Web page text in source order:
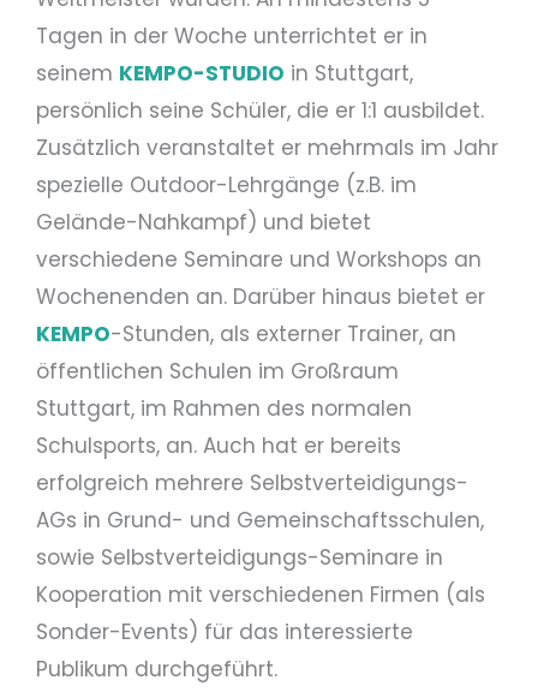
Tagen in der Woche unterrichtet er in
seinem KEMPO-STUDIO in Stuttgart,
persönlich seine Schüler, die er 1:1 ausbildet.
Zusätzlich veranstaltet er mehrmals im Jahr
spezielle Outdoor-Lehrgänge (z.B. im
Gelände-Nahkampf) und bietet
verschiedene Seminare und Workshops an
Wochenenden an. Darüber hinaus bietet er
KEMPO-Stunden, als externer Trainer, an
öffentlichen Schulen im Großraum
Stuttgart, im Rahmen des normalen
Schulsports, an. Auch hat er bereits
erfolgreich mehrere Selbstverteidigungs-
AGs in Grund- und Gemeinschaftsschulen,
sowie Selbstverteidigungs-Seminare in
Kooperation mit verschiedenen Firmen (als
Sonder-Events) für das interessierte
Publikum durchgeführt.